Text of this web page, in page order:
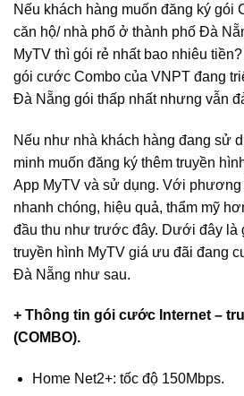
Nếu khách hàng muốn đăng ký gói
căn hộ/ nhà phố ở thành phố Đà
MyTV thì gói rẻ nhất bao nhiêu
gói cước Combo của VNPT đang
Đà Nẵng gói thấp nhất nhưng vẫn
Nếu như nhà khách hàng đang sử
minh muốn đăng ký thêm truyền
App MyTV và sử dụng. Với phương
nhanh chóng, hiệu quả, thẩm mỹ
đầu thu như trước đây. Dưới đây là
truyền hình MyTV giá ưu đãi đang
Đà Nẵng như sau.
+ Thông tin gói cước Internet –
(COMBO).
Home Net2+: tốc độ 150Mbps.